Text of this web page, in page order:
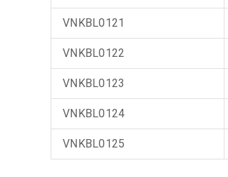
VNKBL0121
VNKBL0122
VNKBL0123
VNKBL0124
VNKBL0125